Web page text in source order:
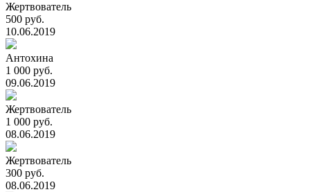
Жертвователь
500 руб.
10.06.2019
Антохина
1 000 руб.
09.06.2019
Жертвователь
1 000 руб.
08.06.2019
Жертвователь
300 руб.
08.06.2019